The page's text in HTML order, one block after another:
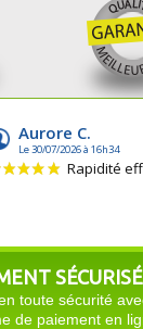
SÉCURISÉ
toute sécurité
de paiement en